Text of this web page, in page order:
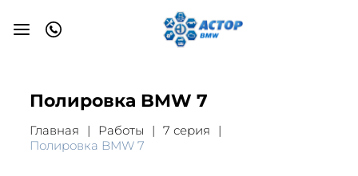
Полировка BMW 7
Главная Работы
7 серия
Полировка BMW 7